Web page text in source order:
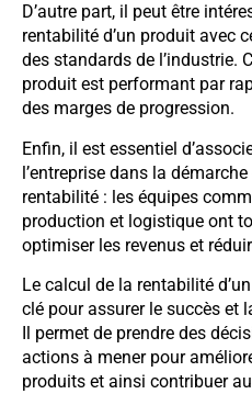
D’autre part, il peut être
rentabilité d’un produit avec
des standards de l’industrie.
produit est performant par
des marges de progression.
Enfin, il est essentiel
l’entreprise dans la
rentabilité : les équipes
production et logistique ont
optimiser les revenus et
Le calcul de la rentabilité
clé pour assurer le succès et
Il permet de prendre des
actions à mener pour
produits et ainsi contribuer